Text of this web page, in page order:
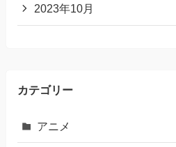
2023年10月
カテゴリー
アニメ